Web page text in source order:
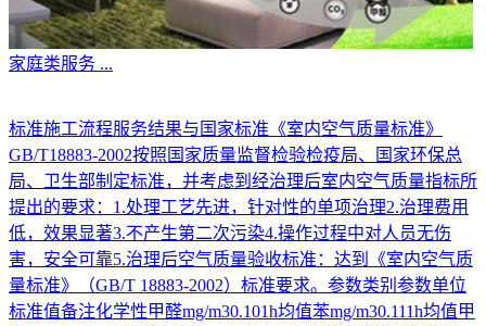
家庭类服务 ...
标准施工流程服务结果与国家标准《室内空气质量标准》
GB/T18883-2002按照国家质量监督检验检疫局、国家环保总
局、卫生部制定标准，并考虑到经治理后室内空气质量指标所
提出的要求：1.处理工艺先进，针对性的单项治理2.治理费用
低，效果显著3.不产生第二次污染4.操作过程中对人员无伤
害，安全可靠5.治理后空气质量验收标准：达到《室内空气质
量标准》（GB/T 18883-2002）标准要求。参数类别参数单位
标准值备注化学性甲醛mg/m30.101h均值苯mg/m30.111h均值甲